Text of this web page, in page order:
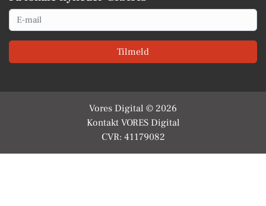
Email
Tilmeld
Vores Digital © 2026
Kontakt VORES Digital
CVR: 41179082